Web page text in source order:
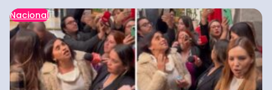
Nacional